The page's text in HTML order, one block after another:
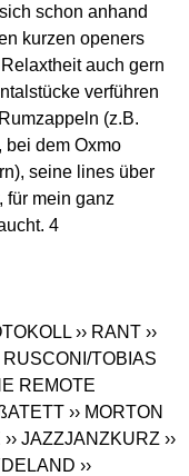
schon anhand
kurzen openers
auch gern
verführen
(z.B.
bei dem Oxmo
seine lines über
für mein ganz
4
›› RANT ››
TOBIAS
REMOTE
›› MORTON
›› JAZZJANZKURZ ››
››